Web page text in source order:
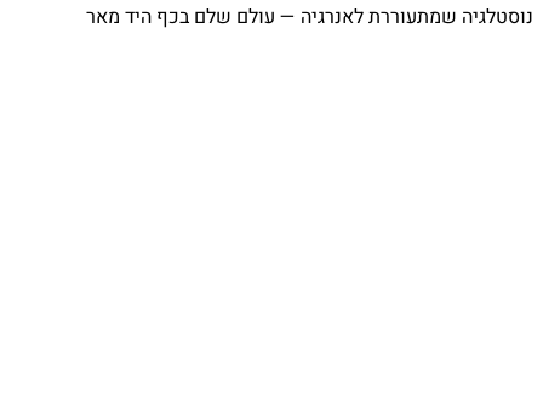
לאנרגיה — עולם שלם בכף היד מאר